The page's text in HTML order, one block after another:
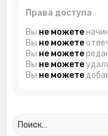
Права доступа
Вы не можете
Вы не можете
Вы не можете
Вы не можете
Вы не можете